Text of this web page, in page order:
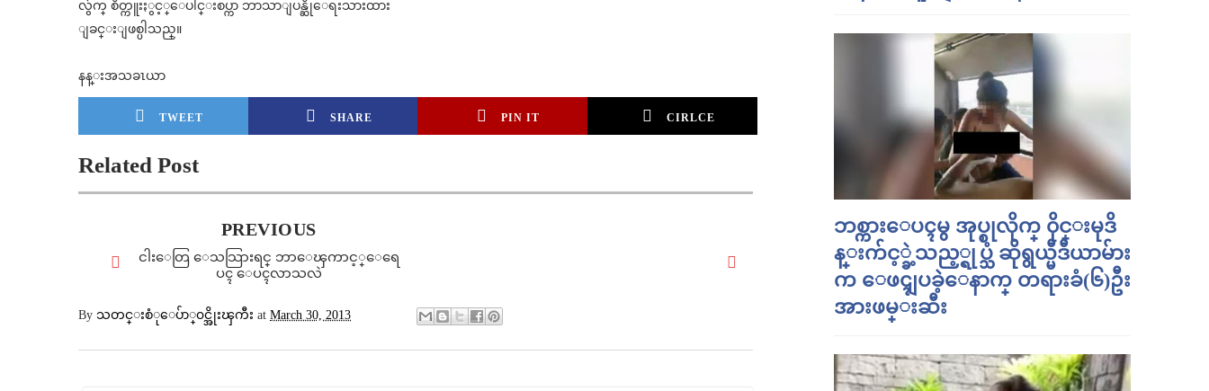
လွ်က္ စိတ္ကူးႏွင့္ေပါင္းစပ္ကာ ဘာသာျပန္ဆိုေရးသားထား
ျခင္းျဖစ္ပါသည္။
နန္းအသခၤယာ
TWEET SHARE PIN IT CIRLCE
Related Post
PREVIOUS
ငါးေတြ ေသသြားရင္ ဘာေၾကာင့္ေရေ
ပၚ ေပၚလာသလဲ
By သတင္းစံုေပ်ာ္၀င္အိုးၾကီး at March 30, 2013
ဘစ္ကားေပၚမွ အုပ္စုလိုက္ ၀ိုင္းမုဒိ
န္းက်င့္ခဲ့သည့္ရုပ္သံ ဆိုရွယ္မီဒီယာမ်ား
က ေဖၚျပခဲ့ေနာက္ တရားခံ(၆)ဦး
အားဖမ္းဆီး